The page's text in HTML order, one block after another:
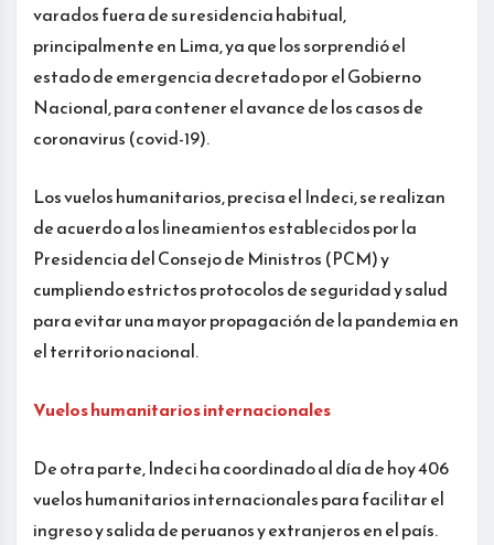
varados fuera de su residencia habitual,
principalmente en Lima, ya que los sorprendió el
estado de emergencia decretado por el Gobierno
Nacional, para contener el avance de los casos de
coronavirus (covid-19).
Los vuelos humanitarios, precisa el Indeci, se realizan
de acuerdo a los lineamientos establecidos por la
Presidencia del Consejo de Ministros (PCM) y
cumpliendo estrictos protocolos de seguridad y salud
para evitar una mayor propagación de la pandemia en
el territorio nacional.
Vuelos humanitarios internacionales
De otra parte, Indeci ha coordinado al día de hoy 406
vuelos humanitarios internacionales para facilitar el
ingreso y salida de peruanos y extranjeros en el país.